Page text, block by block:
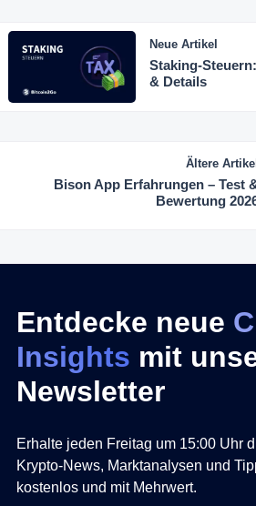
Neue Artikel
Staking-
& Details
Ältere
Bison App Erfahrungen – Test
Bewertung
Entdecke neue
Insights mit
Newsletter
Erhalte jeden Freitag um 15:00 Uhr
Krypto-News, Marktanalysen und
kostenlos und mit Mehrwert.